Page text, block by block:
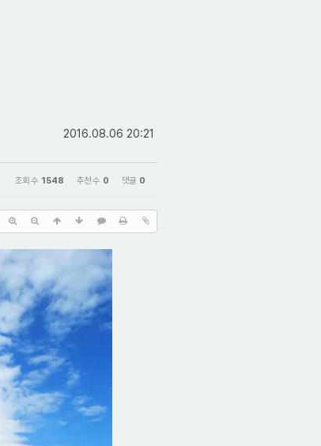
2016.08.06 20:21
조회 수 1548 추천 수 0 댓글 0